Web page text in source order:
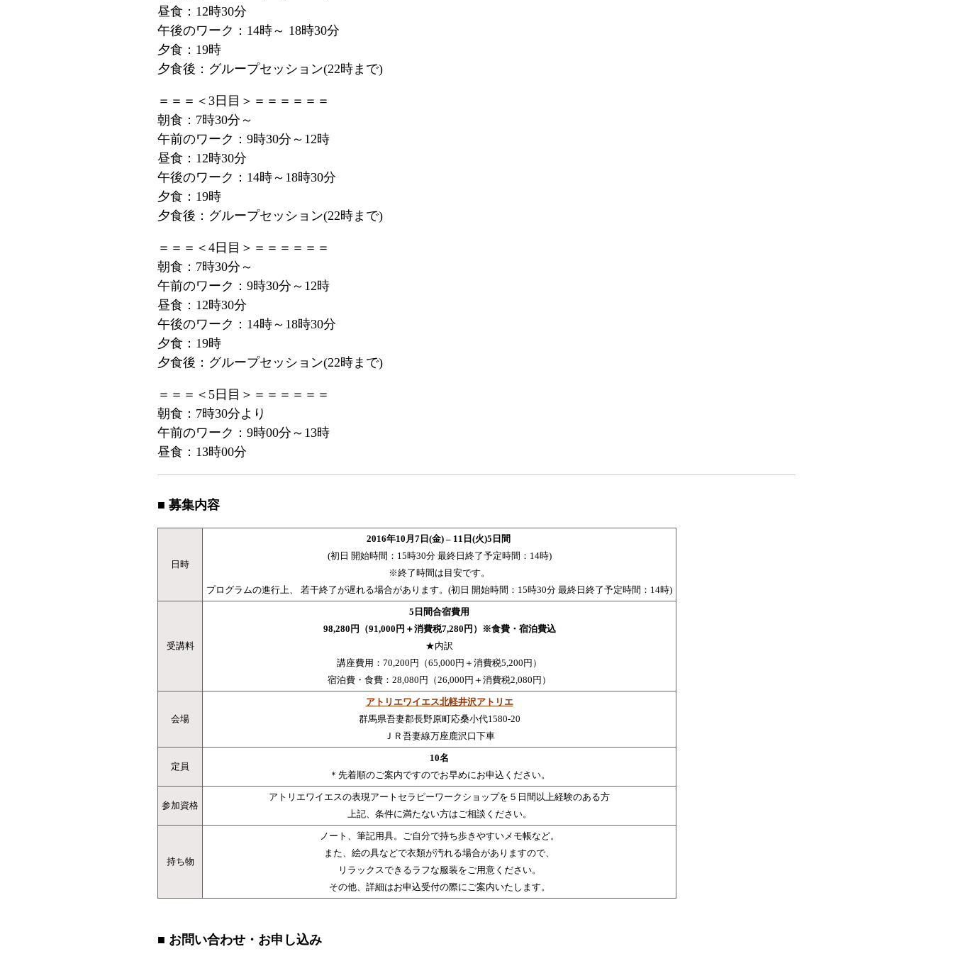
昼食：12時30分
午後のワーク：14時～ 18時30分
夕食：19時
夕食後：グループセッション(22時まで)
＝＝＝＜3日目＞＝＝＝＝＝＝
朝食：7時30分～
午前のワーク：9時30分～12時
昼食：12時30分
午後のワーク：14時～18時30分
夕食：19時
夕食後：グループセッション(22時まで)
＝＝＝＜4日目＞＝＝＝＝＝＝
朝食：7時30分～
午前のワーク：9時30分～12時
昼食：12時30分
午後のワーク：14時～18時30分
夕食：19時
夕食後：グループセッション(22時まで)
＝＝＝＜5日目＞＝＝＝＝＝＝
朝食：7時30分より
午前のワーク：9時00分～13時
昼食：13時00分
■ 募集内容
日時
2016年10月7日(金) – 11日(火)5日間
(初日 開始時間：15時30分 最終日終了予定時間：14時)
※終了時間は目安です。
プログラムの進行上、 若干終了が遅れる場合があります。(初日 開始時間：15時30分 最終日終了予定時間：14時)
受講料
5日間合宿費用
98,280円（91,000円＋消費税7,280円）※食費・宿泊費込
★内訳
講座費用：70,200円（65,000円＋消費税5,200円）
宿泊費・食費：28,080円（26,000円＋消費税2,080円）
会場
アトリエワイエス北軽井沢アトリエ
群馬県吾妻郡長野原町応桑小代1580-20
ＪＲ吾妻線万座鹿沢口下車
定員
10名
＊先着順のご案内ですのでお早めにお申込ください。
参加資格
アトリエワイエスの表現アートセラピーワークショップを５日間以上経験のある方
上記、条件に満たない方はご相談ください。
持ち物
ノート、筆記用具。ご自分で持ち歩きやすいメモ帳など。
また、絵の具などで衣類が汚れる場合がありますので、
リラックスできるラフな服装をご用意ください。
その他、詳細はお申込受付の際にご案内いたします。
■ お問い合わせ・お申し込み